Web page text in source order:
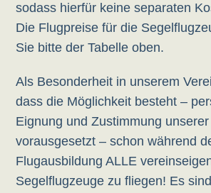
sodass hierfür keine separaten
Die Flugpreise für die
Sie bitte der Tabelle oben.
Als Besonderheit in unserem
dass die Möglichkeit besteht –
Eignung und Zustimmung
vorausgesetzt – schon während
Flugausbildung ALLE
Segelflugzeuge zu fliegen! Es